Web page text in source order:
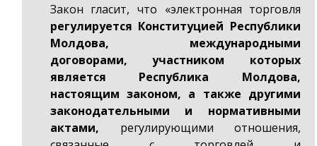
Закон гласит, что «электронная торговля
регулируется Конституцией Республики
Молдова, международными
договорами, участником которых
является Республика Молдова,
настоящим законом, а также другими
законодательными и нормативными
актами, регулирующими отношения,